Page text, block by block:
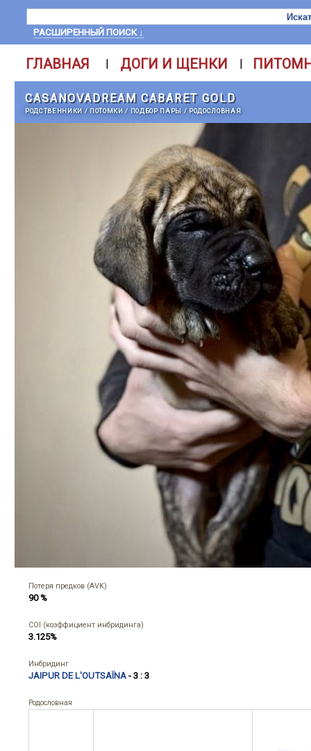
РАСШИРЕННЫЙ ПОИСК ↓
ГЛАВНАЯ | ДОГИ И ЩЕНКИ |
CASANOVADREAM CABARET GOLD
РОДСТВЕННИКИ / ПОТОМКИ/ ПОДБОР ПАРЫ / РОДОСЛОВНАЯ
Потеря предков (AVK)
90 %
COI (коэффициент инбридинга)
3.125%
Инбридинг
JAIPUR DE L'OUTSAÏNA - 3 : 3
Родословная